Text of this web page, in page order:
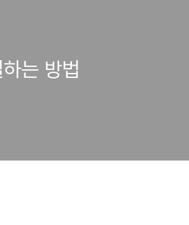
는 방법